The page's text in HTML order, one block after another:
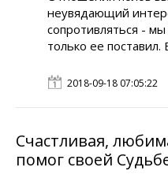
неувядающий
сопротивляться -
только ее поставил.
2018-09-18 07:05:22
Счастливая,
помог своей